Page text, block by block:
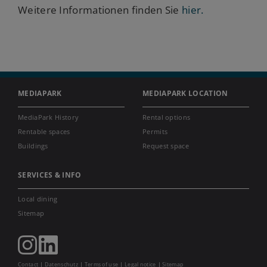
Weitere Informationen finden Sie hier.
MEDIAPARK
MediaPark History
Rentable spaces
Buildings
MEDIAPARK LOCATION
Rental options
Permits
Request space
SERVICES & INFO
Local dining
Sitemap
Contact Datenschutz Terms of use Legal notice Sitemap